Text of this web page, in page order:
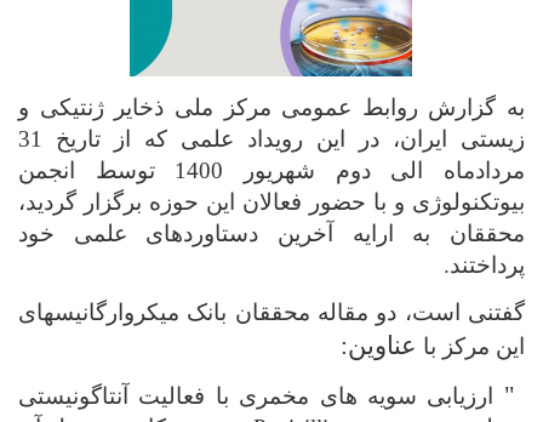
به گزارش روابط عمومی مرکز ملی ذخایر ژنتیکی و
زیستی ایران، در این رویداد علمی که از تاریخ 31
مردادماه الی دوم شهریور 1400 توسط انجمن
بیوتکنولوژی و با حضور فعالان این حوزه برگزار گردید،
محققان به ارایه آخرین دستاوردهای علمی خود
پرداختند.
گفتنی است، دو مقاله محققان بانک میکروارگانیسهای
این مرکز با عناوین:
" ارزیابی سویه های مخمری با فعالیت آنتاگونیستی